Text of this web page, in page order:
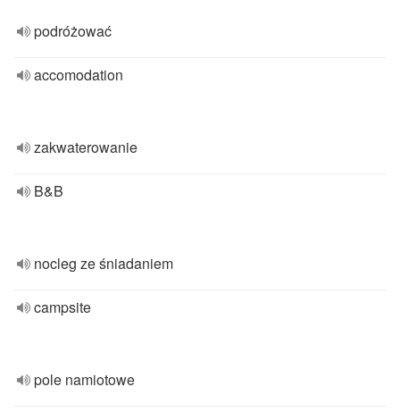
podróżować
accomodation
zakwaterowanie
B&B
nocleg ze śniadaniem
campsite
pole namiotowe